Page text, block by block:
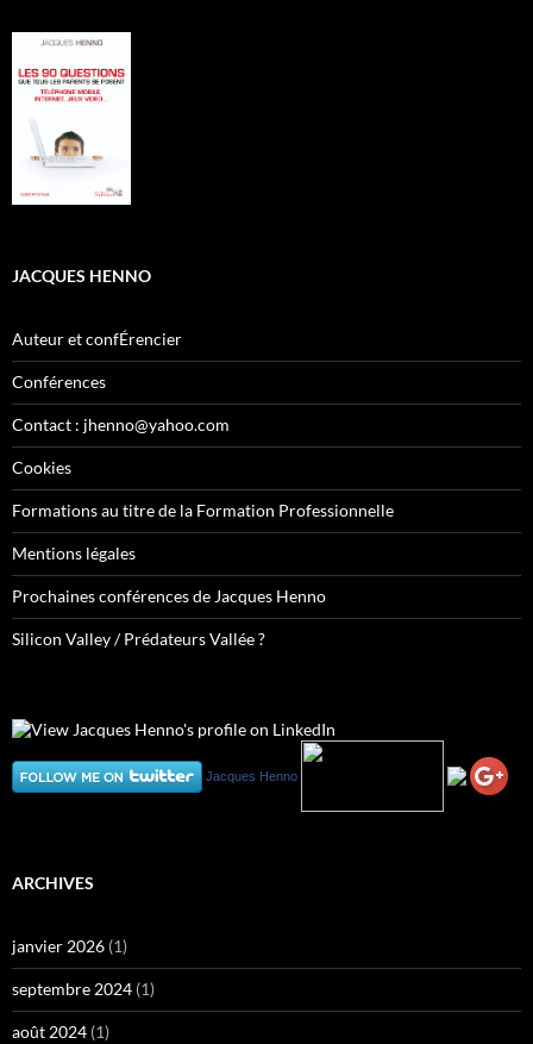
JACQUES HENNO
Auteur et confÉrencier
Conférences
Contact : jhenno@yahoo.com
Cookies
Formations au titre de la Formation Professionnelle
Mentions légales
Prochaines conférences de Jacques Henno
Silicon Valley / Prédateurs Vallée ?
Jacques Henno
ARCHIVES
janvier 2026 (1)
septembre 2024 (1)
août 2024 (1)